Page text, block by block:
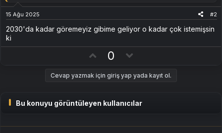
15 Ağu 2025 #2
2030'da kadar göremeyiz gibime geliyor o kadar çok istemişsin
ki
l
0
w
v
t
Cevap yazmak için giriş yap yada kayıt ol.
Bu konuyu görüntüleyen kullanıcılar